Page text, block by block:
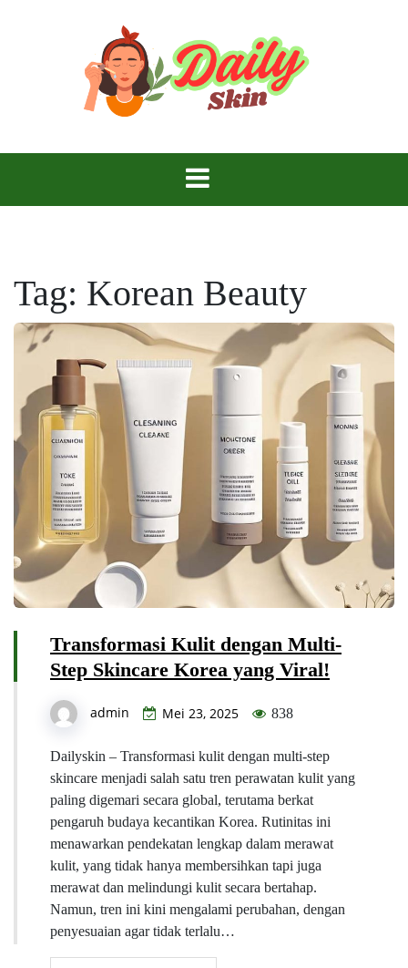
Daily Skin
Tag: Korean Beauty
Transformasi Kulit dengan Multi-
Step Skincare Korea yang Viral!
admin Mei 23, 2025 838
Dailyskin – Transformasi kulit dengan multi-step
skincare menjadi salah satu tren perawatan kulit yang
paling digemari secara global, terutama berkat
pengaruh budaya kecantikan Korea. Rutinitas ini
menawarkan pendekatan lengkap dalam merawat
kulit, yang tidak hanya membersihkan tapi juga
merawat dan melindungi kulit secara bertahap.
Namun, tren ini kini mengalami perubahan, dengan
penyesuaian agar tidak terlalu…